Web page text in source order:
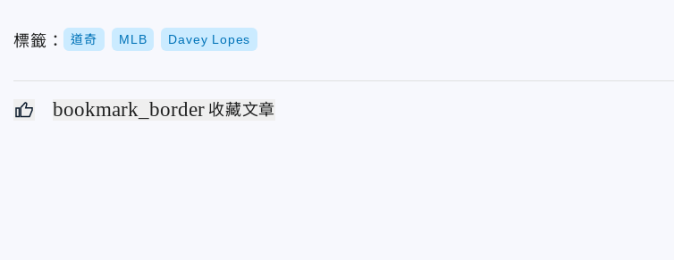
標籤： 道奇 MLB Davey Lopes
bookmark_border 收藏文章